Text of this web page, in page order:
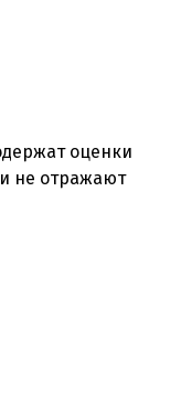
оценки
не отражают